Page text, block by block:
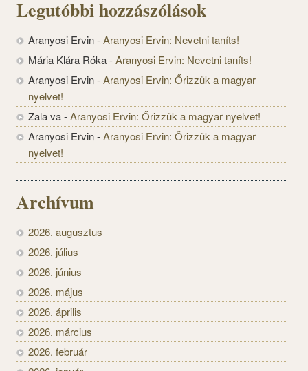
Legutóbbi hozzászólások
Aranyosi Ervin-Aranyosi Ervin: Nevetni taníts!
Mária Klára Róka-Aranyosi Ervin: Nevetni taníts!
Aranyosi Ervin-Aranyosi Ervin: Őrizzük a magyar
nyelvet!
Zala va-Aranyosi Ervin: Őrizzük a magyar nyelvet!
Aranyosi Ervin-Aranyosi Ervin: Őrizzük a magyar
nyelvet!
Archívum
2026. augusztus
2026. július
2026. június
2026. május
2026. április
2026. március
2026. február